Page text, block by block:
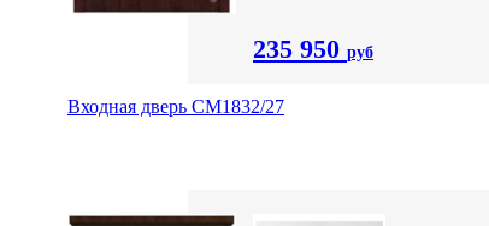
235 950 руб
Входная дверь СМ1832/27